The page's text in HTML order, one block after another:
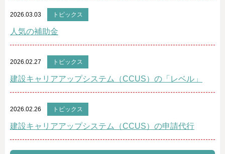
2026.03.03 トピックス
人気の補助金
2026.02.27 トピックス
建設キャリアアップシステム（CCUS）の「レベル」
2026.02.26 トピックス
建設キャリアアップシステム（CCUS）の申請代行